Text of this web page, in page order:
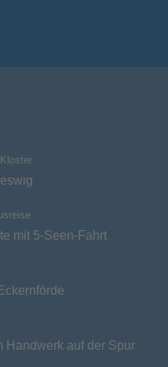
mit 5-Seen-Fahrt
Handwerk auf der Spur